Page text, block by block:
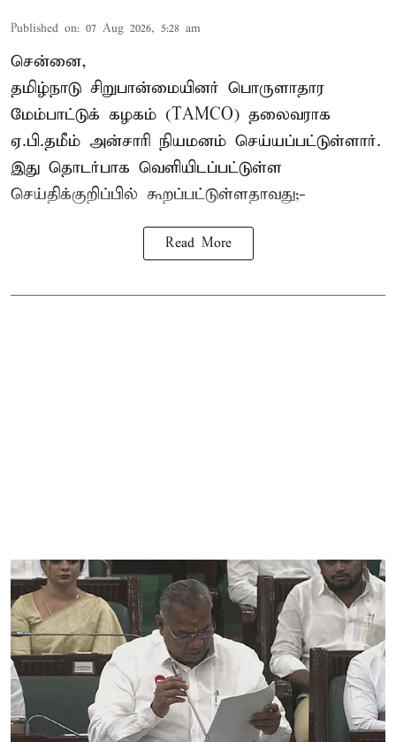
Published on: 07 Aug 2026, 5:28 am
சென்னை,
தமிழ்நாடு சிறுபான்மையினர் பொருளாதார
மேம்பாட்டுக் கழகம் (TAMCO) தலைவராக
ஏ.பி.தமீம் அன்சாரி நியமனம் செய்யப்பட்டுள்ளார்.
இது தொடர்பாக வெளியிடப்பட்டுள்ள
செய்திக்குறிப்பில் கூறப்பட்டுள்ளதாவது;-
Read More